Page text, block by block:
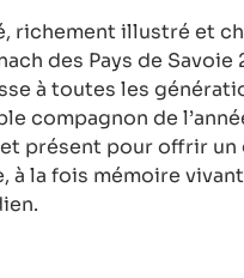
richement illustré et
des Pays de Savoie
à toutes les
compagnon de
présent pour offrir un
à la fois mémoire